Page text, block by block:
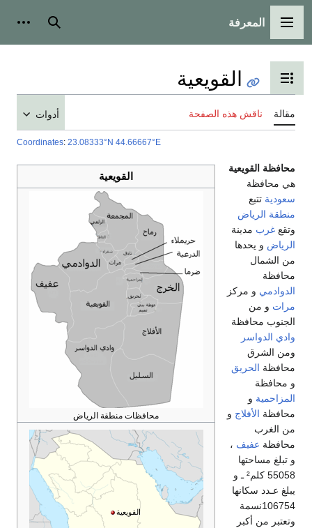
القائمة الرئيسية
المعرفة بحث
تبديل عرض جدول المحتويات
القويعية
مقالة ناقش هذه الصفحة أدوات
Coordinates: 23.08333°N 44.66667°E
القويعية
محافظات منطقة الرياض
القويعية
محافظة القويعية
هي محافظة
سعودية تتبع
منطقة الرياض
وتقع غرب مدينة
الرياض و يحدها
من الشمال
محافظة
الدوادمي و مركز
مرات و من
الجنوب محافظة
وادي الدواسر
ومن الشرق
محافظة الحريق
و محافظة
المزاحمية و
محافظة الأفلاج و
من الغرب
محافظة عفيف ،
و تبلغ مساحتها
55058 كلم² ـ و
يبلغ عـدد سكانها
106754نسمة
وتعتبر من أكبر